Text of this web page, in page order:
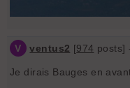
V ventus2 [974 posts]
Je dirais Bauges en